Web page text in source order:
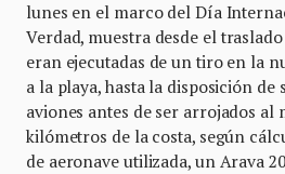
lunes en el marco del Día
Verdad, muestra desde el
eran ejecutadas de un tiro en la
a la playa, hasta la disposición de
aviones antes de ser arrojados al
kilómetros de la costa, según
de aeronave utilizada, un Arava